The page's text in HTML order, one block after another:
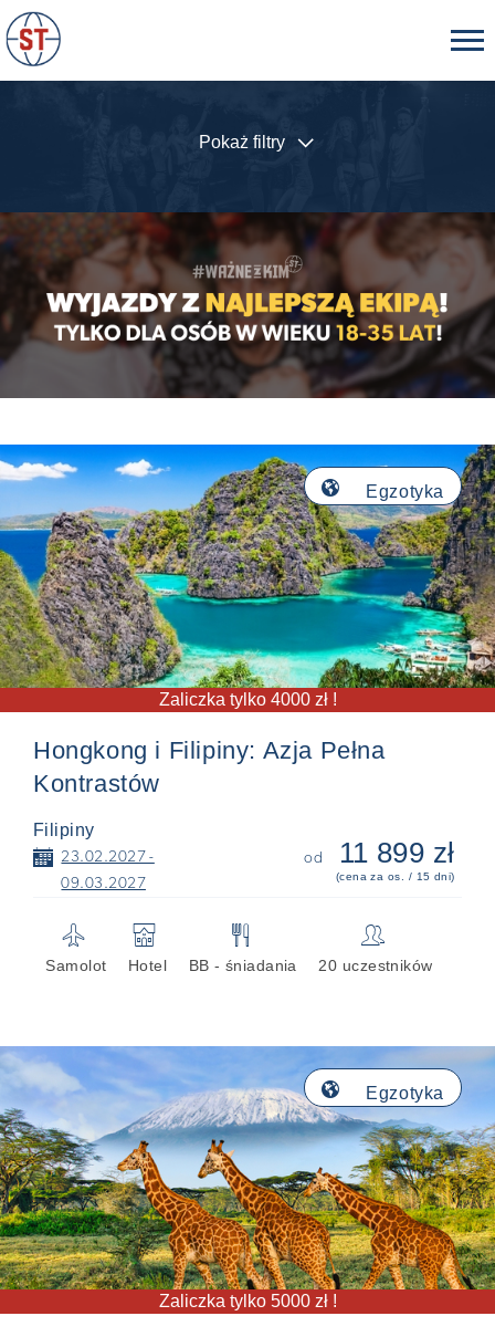
Pokaż filtry
Zaliczka tylko 4000 zł !
Egzotyka
🌎
Hongkong i Filipiny: Azja Pełna
Kontrastów
Filipiny
📅 23.02.2027 -
09.03.2027
od 11 899 zł
(cena za os. / 15 dni)
✈
Samolot
🏨
Hotel
🍴
BB - śniadania
👥
20 uczestników
Zaliczka tylko 5000 zł !
Egzotyka
🌎